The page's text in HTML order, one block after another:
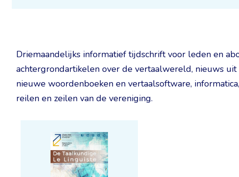
Driemaandelijks informatief tijdschrift voor leden en
achtergrondartikelen over de vertaalwereld, nieuws
nieuwe woordenboeken en vertaalsoftware,
reilen en zeilen van de vereniging.